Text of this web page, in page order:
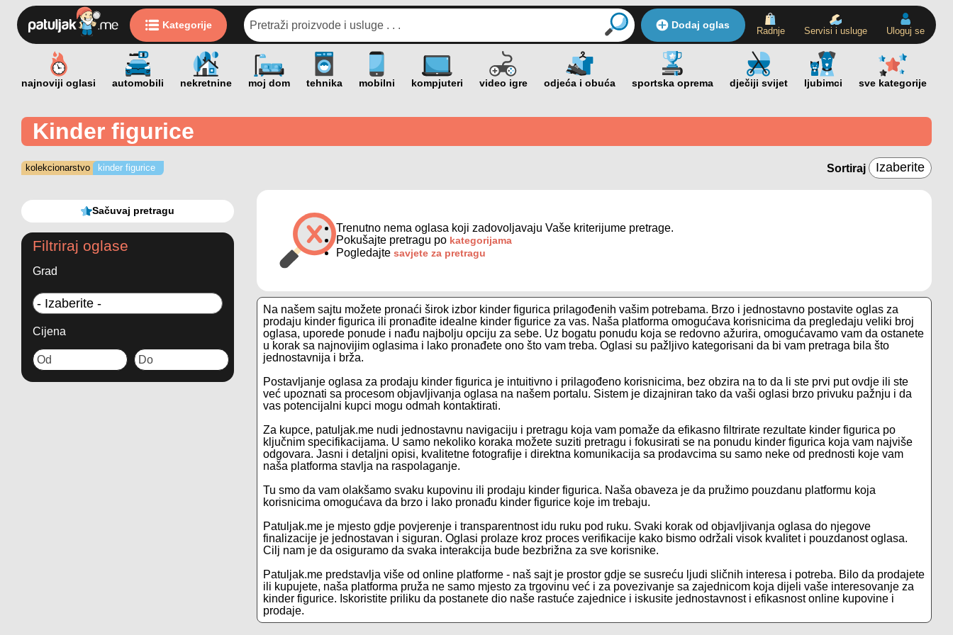
Kategorije Dodaj oglas
Radnje Servisi i usluge Uloguj se
Kinder figurice
kolekcionarstvo kinder figurice Sortiraj
Sačuvaj pretragu
Filtriraj oglase
Grad
Cijena
Trenutno nema oglasa koji zadovoljavaju Vaše kriterijume pretrage.
Pokušajte pretragu po kategorijama
Pogledajte savjete za pretragu
Na našem sajtu možete pronaći širok izbor kinder figurica prilagođenih vašim potrebama. Brzo i jednostavno postavite oglas za
prodaju kinder figurica ili pronađite idealne kinder figurice za vas. Naša platforma omogućava korisnicima da pregledaju veliki broj
oglasa, uporede ponude i nađu najbolju opciju za sebe. Uz bogatu ponudu koja se redovno ažurira, omogućavamo vam da ostanete
u korak sa najnovijim oglasima i lako pronađete ono što vam treba. Oglasi su pažljivo kategorisani da bi vam pretraga bila što
jednostavnija i brža.
Postavljanje oglasa za prodaju kinder figurica je intuitivno i prilagođeno korisnicima, bez obzira na to da li ste prvi put ovdje ili ste
već upoznati sa procesom objavljivanja oglasa na našem portalu. Sistem je dizajniran tako da vaši oglasi brzo privuku pažnju i da
vas potencijalni kupci mogu odmah kontaktirati.
Za kupce, patuljak.me nudi jednostavnu navigaciju i pretragu koja vam pomaže da efikasno filtrirate rezultate kinder figurica po
ključnim specifikacijama. U samo nekoliko koraka možete suziti pretragu i fokusirati se na ponudu kinder figurica koja vam najviše
odgovara. Jasni i detaljni opisi, kvalitetne fotografije i direktna komunikacija sa prodavcima su samo neke od prednosti koje vam
naša platforma stavlja na raspolaganje.
Tu smo da vam olakšamo svaku kupovinu ili prodaju kinder figurica. Naša obaveza je da pružimo pouzdanu platformu koja
korisnicima omogućava da brzo i lako pronađu kinder figurice koje im trebaju.
Patuljak.me je mjesto gdje povjerenje i transparentnost idu ruku pod ruku. Svaki korak od objavljivanja oglasa do njegove
finalizacije je jednostavan i siguran. Oglasi prolaze kroz proces verifikacije kako bismo održali visok kvalitet i pouzdanost oglasa.
Cilj nam je da osiguramo da svaka interakcija bude bezbrižna za sve korisnike.
Patuljak.me predstavlja više od online platforme - naš sajt je prostor gdje se susreću ljudi sličnih interesa i potreba. Bilo da prodajete
ili kupujete, naša platforma pruža ne samo mjesto za trgovinu već i za povezivanje sa zajednicom koja dijeli vaše interesovanje za
kinder figurice. Iskoristite priliku da postanete dio naše rastuće zajednice i iskusite jednostavnost i efikasnost online kupovine i
prodaje.